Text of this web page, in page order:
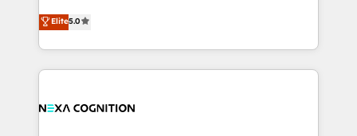
HubSpot Data System Migrations between systems
to HubSpot New lead generation strategies Time-
New Zealand, and globally to realise their full
potential through enterprise HubSpot CRM
implementation. And we deliver best practice across
the whole HubSpot platform, covering marketing,
all businesses, from start-up to Enterprise, and have
Elite5.0